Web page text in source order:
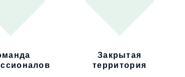
Закрытая
территория